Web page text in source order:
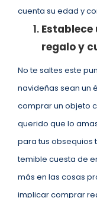
cuenta su edad y
regalo y
No te saltes este
navideñas sean un
comprar un objeto
querido que lo
para tus obsequios
temible cuesta de
más en las cosas
implicar comprar